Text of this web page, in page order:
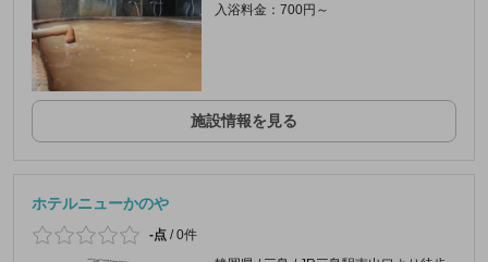
入浴料金：700円～
施設情報を見る
ホテルニューかのや
-点 /0件